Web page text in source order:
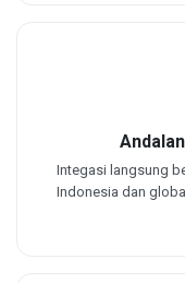
Integasi langsung
Indonesia dan